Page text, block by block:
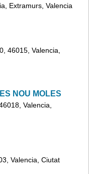
Extramurs, Valencia
46015, Valencia,
NOU MOLES
Valencia,
Valencia, Ciutat